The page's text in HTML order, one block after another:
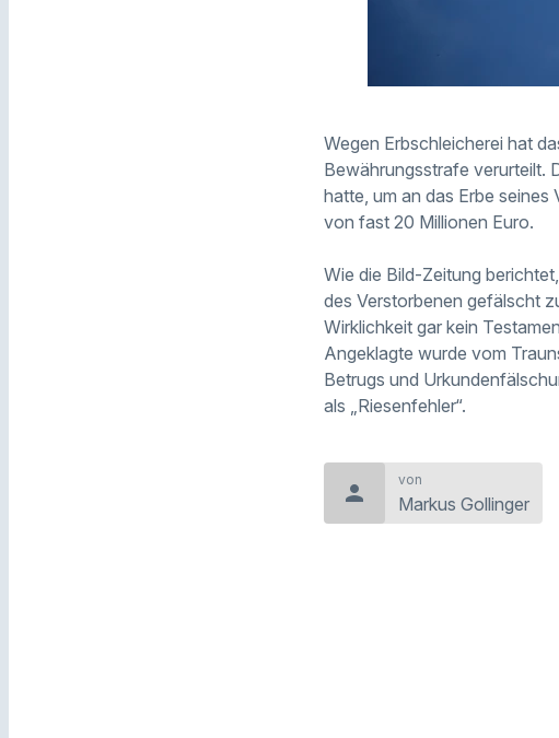
Wegen Erbschleicherei hat
Bewährungsstrafe verurteilt.
hatte, um an das Erbe seines
von fast 20 Millionen Euro.
Wie die Bild-Zeitung
des Verstorbenen gefälscht
Wirklichkeit gar kein
Angeklagte wurde vom
Betrugs und
als „Riesenfehler“.
person
von
Markus Gollinger